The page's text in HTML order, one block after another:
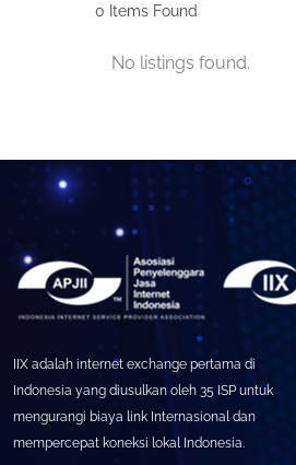
0 Items Found
No listings found.
IIX adalah internet exchange pertama di
Indonesia yang diusulkan oleh 35 ISP untuk
mengurangi biaya link Internasional dan
mempercepat koneksi lokal Indonesia.